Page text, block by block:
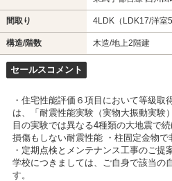
間取り 4LDK（LDK17/洋室
構造/階数 木造/地上2階建
セールスコメント
・住宅性能評価６項目において等級
は、「耐震性能実験（実物大振動実験
目の実験では異なる4種類の大地震で
損傷もしない耐震性能 ・柱固定金物
・定期点検とメンテナンス工事のご
学校につきましては、ご自身で該当の
す。